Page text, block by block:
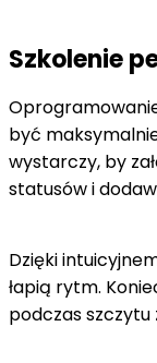
Szkolenie
być
wystarczy, by
statusów i
Dzięki
łapią rytm.
podczas szczytu